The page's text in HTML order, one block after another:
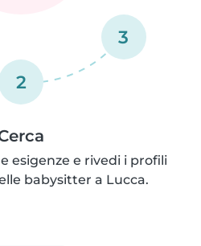
2
3
esigenze e rivedi i profili
babysitter a Lucca.